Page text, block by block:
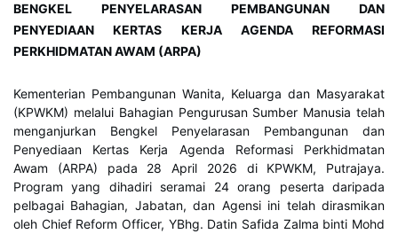
BENGKEL PENYELARASAN PEMBANGUNAN DAN
PENYEDIAAN KERTAS KERJA AGENDA REFORMASI
PERKHIDMATAN AWAM (ARPA)
Kementerian Pembangunan Wanita, Keluarga dan Masyarakat
(KPWKM) melalui Bahagian Pengurusan Sumber Manusia telah
menganjurkan Bengkel Penyelarasan Pembangunan dan
Penyediaan Kertas Kerja Agenda Reformasi Perkhidmatan
Awam (ARPA) pada 28 April 2026 di KPWKM, Putrajaya.
Program yang dihadiri seramai 24 orang peserta daripada
pelbagai Bahagian, Jabatan, dan Agensi ini telah dirasmikan
oleh Chief Reform Officer, YBhg. Datin Safida Zalma binti Mohd